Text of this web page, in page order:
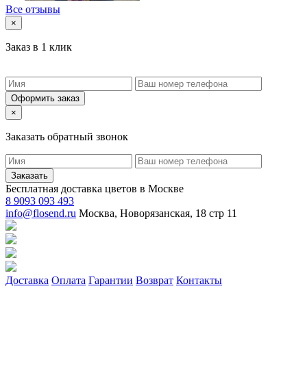
Все отзывы
×
Заказ в 1 клик
Оформить заказ
×
Заказать обратный звонок
Заказать
Бесплатная доставка цветов в Москве
8 9093 093 493
info@flosend.ru Москва, Новорязанская, 18 стр 11
Доставка Оплата Гарантии Возврат Контакты